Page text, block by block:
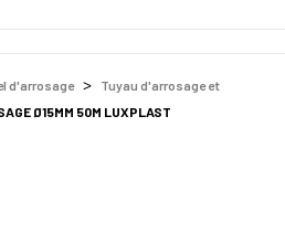
d'arrosage
Tuyau d'arrosage et
Ø15MM 50M LUXPLAST